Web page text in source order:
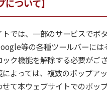
について】
では、一部のサービスでボ
等の各種ツールバーに
ク機能を解除する必要がござ
よっては、複数のポップア
て本ウェブサイトでのポッ